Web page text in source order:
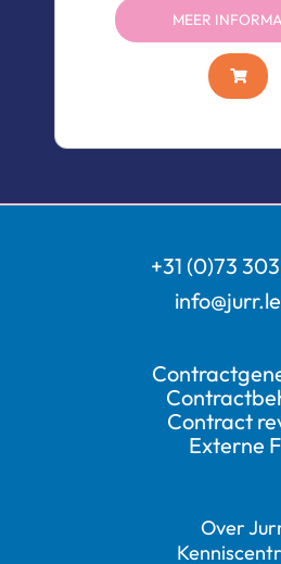
MEER
+31 (0)73
Contract
Externe
Over